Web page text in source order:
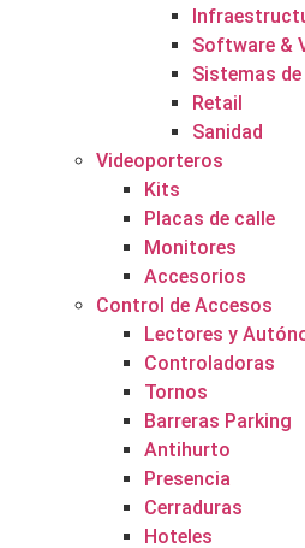
Software &
Sistemas
Retail
Sanidad
Videoporteros
Kits
Placas de calle
Monitores
Accesorios
Control de Accesos
Lectores y
Controladoras
Tornos
Barreras Parking
Antihurto
Presencia
Cerraduras
Hoteles